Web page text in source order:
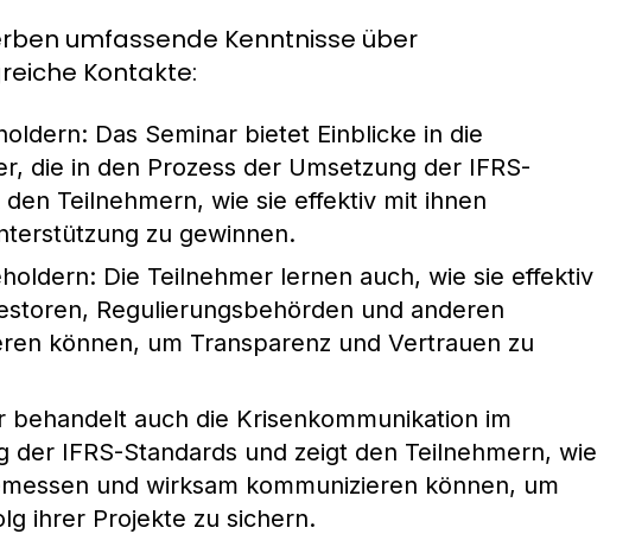
umfassende Kenntnisse über
Kontakte:
: Das Seminar bietet Einblicke in die
die in den Prozess der Umsetzung der IFRS-
Teilnehmern, wie sie effektiv mit ihnen
zu gewinnen.
: Die Teilnehmer lernen auch, wie sie effektiv
Regulierungsbehörden und anderen
können, um Transparenz und Vertrauen zu
behandelt auch die Krisenkommunikation im
der IFRS-Standards und zeigt den Teilnehmern, wie
und wirksam kommunizieren können, um
ihrer Projekte zu sichern.